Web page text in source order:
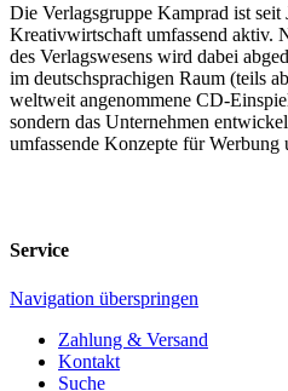
Die Verlagsgruppe Kamprad ist seit
Kreativwirtschaft umfassend aktiv.
des Verlagswesens wird dabei
im deutschsprachigen Raum (teils
weltweit angenommene CD-
sondern das Unternehmen
umfassende Konzepte für Werbung
Service
Navigation überspringen
Zahlung & Versand
Kontakt
Suche